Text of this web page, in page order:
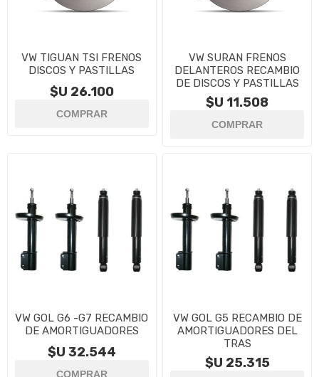
VW TIGUAN TSI FRENOS
DISCOS Y PASTILLAS
$U 26.100
VW SURAN FRENOS
DELANTEROS RECAMBIO
DE DISCOS Y PASTILLAS
$U 11.508
VW GOL G6 -G7 RECAMBIO
DE AMORTIGUADORES
$U 32.544
VW GOL G5 RECAMBIO DE
AMORTIGUADORES DEL
TRAS
$U 25.315